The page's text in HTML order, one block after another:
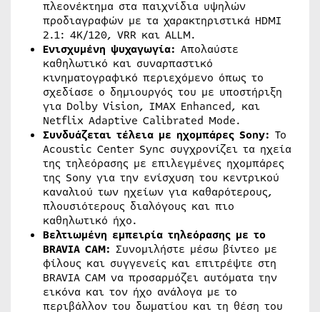
πλεονέκτημα στα παιχνίδια υψηλών
προδιαγραφών με τα χαρακτηριστικά HDMI
2.1: 4K/120, VRR και ALLM.
Ενισχυμένη ψυχαγωγία: Απολαύστε
καθηλωτικό και συναρπαστικό
κινηματογραφικό περιεχόμενο όπως το
σχεδίασε ο δημιουργός του με υποστήριξη
για Dolby Vision, IMAX Enhanced, και
Netflix Adaptive Calibrated Mode.
Συνδυάζεται τέλεια με ηχομπάρες Sony: Το
Acoustic Center Sync συγχρονίζει τα ηχεία
της τηλεόρασης με επιλεγμένες ηχομπάρες
της Sony για την ενίσχυση του κεντρικού
καναλιού των ηχείων για καθαρότερους,
πλουσιότερους διαλόγους και πιο
καθηλωτικό ήχο.
Βελτιωμένη εμπειρία τηλεόρασης με το
BRAVIA CAM: Συνομιλήστε μέσω βίντεο με
φίλους και συγγενείς και επιτρέψτε στη
BRAVIA CAM να προσαρμόζει αυτόματα την
εικόνα και τον ήχο ανάλογα με το
περιβάλλον του δωματίου και τη θέση του